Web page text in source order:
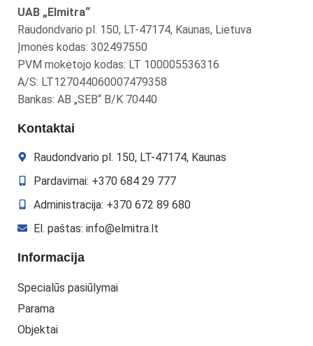
UAB „Elmitra“
Raudondvario pl. 150, LT-47174, Kaunas, Lietuva
Įmonės kodas: 302497550
PVM mokėtojo kodas: LT 100005536316
A/S: LT127044060007479358
Bankas: AB „SEB“ B/K 70440
Kontaktai
Raudondvario pl. 150, LT-47174, Kaunas
Pardavimai: +370 684 29 777
Administracija: +370 672 89 680
El. paštas: info@elmitra.lt
Informacija
Specialūs pasiūlymai
Parama
Objektai